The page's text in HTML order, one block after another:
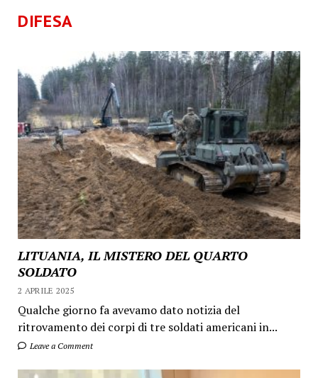
DIFESA
LITUANIA, IL MISTERO DEL QUARTO
SOLDATO
2 APRILE 2025
Qualche giorno fa avevamo dato notizia del
ritrovamento dei corpi di tre soldati americani in...
Leave a Comment